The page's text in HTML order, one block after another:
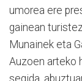
umorea ere
gainean
Munainek eta
Auzoen arteko
segida,